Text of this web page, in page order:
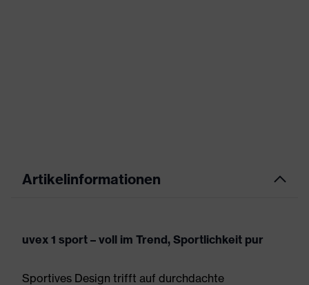
Artikelinformationen
uvex 1 sport – voll im Trend, Sportlichkeit pur
Sportives Design trifft auf durchdachte